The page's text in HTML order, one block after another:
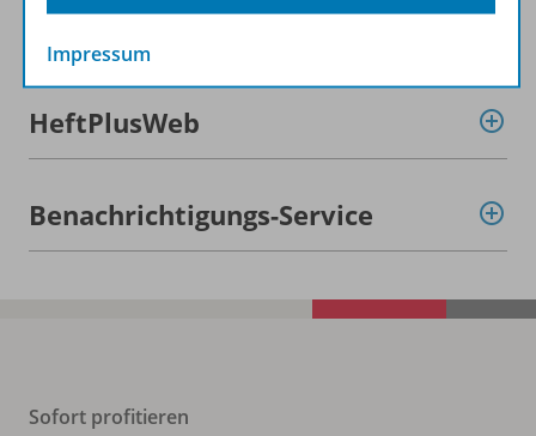
HeftPlusWeb
Benachrichtigungs-Service
Sofort profitieren
Impressum